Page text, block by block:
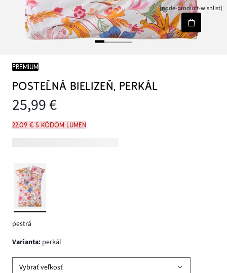
[node-product-wishlist]
PREMIUM
POSTEĽNÁ BIELIZEŇ, PERKÁL
25,99 €
22,09 € s kódom LUMEN
pestrá
varianta: perkál
Vybrať veľkosť